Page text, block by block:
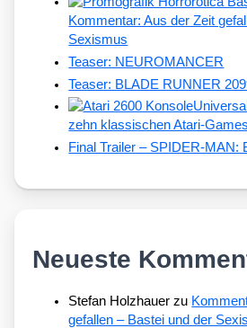
Kommentar: Aus der Zeit
Sexismus
Teaser: NEUROMANCER
Teaser: BLADE RUNNER
zehn klassischen Atari-Games
Final Trailer – SPIDER-MAN:
Neueste
Stefan Holzhauer zu
gefallen – Bastei und der